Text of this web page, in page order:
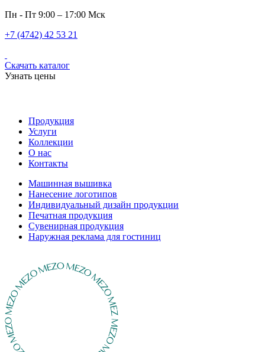
Пн - Пт 9:00 – 17:00 Мск
+7 (4742) 42 53 21
Скачать каталог
Узнать цены
Продукция
Услуги
Коллекции
О нас
Контакты
Машинная вышивка
Нанесение логотипов
Индивидуальный дизайн продукции
Печатная продукция
Сувенирная продукция
Наружная реклама для гостиниц